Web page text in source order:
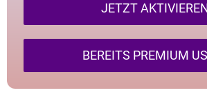
JETZT
BEREITS PREMIUM